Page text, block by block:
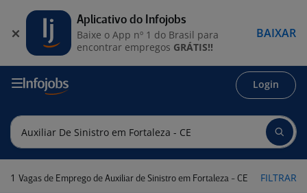
Login
1 Vagas de Emprego de Auxiliar de Sinistro em Fortaleza - CE FILTRAR
Aplicativo do Infojobs
Baixe o App nº 1 do Brasil para
encontrar empregos GRÁTIS!!
BAIXAR